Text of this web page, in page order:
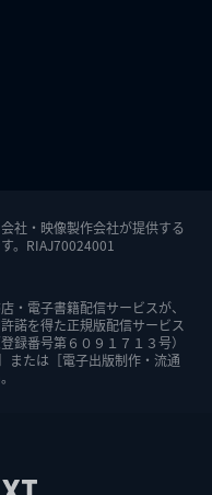
社・映像製作会社が提供する
。RIAJ70024001
・電子書籍配信サービスが、
諾を得た正規版配信サービス
録番号第６０９１７１３号）
または［電子出版制作・流通